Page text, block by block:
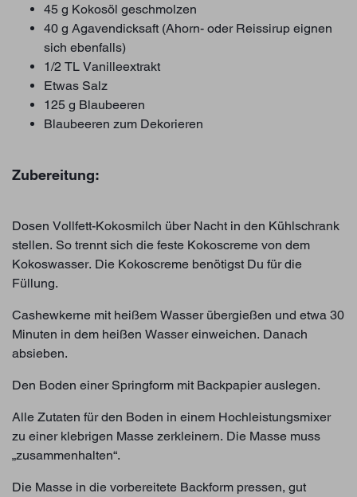
45 g Kokosöl geschmolzen
40 g Agavendicksaft (Ahorn- oder Reissirup eignen
sich ebenfalls)
1/2 TL Vanilleextrakt
Etwas Salz
125 g Blaubeeren
Blaubeeren zum Dekorieren
Zubereitung:
Dosen Vollfett-Kokosmilch über Nacht in den Kühlschrank
stellen. So trennt sich die feste Kokoscreme von dem
Kokoswasser. Die Kokoscreme benötigst Du für die
Füllung.
Cashewkerne mit heißem Wasser übergießen und etwa 30
Minuten in dem heißen Wasser einweichen. Danach
absieben.
Den Boden einer Springform mit Backpapier auslegen.
Alle Zutaten für den Boden in einem Hochleistungsmixer
zu einer klebrigen Masse zerkleinern. Die Masse muss
„zusammenhalten“.
Die Masse in die vorbereitete Backform pressen, gut